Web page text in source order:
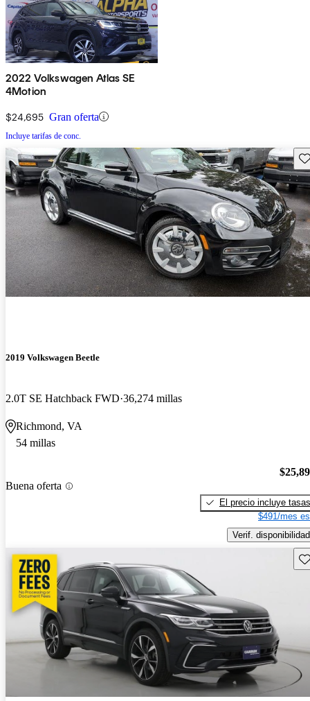
2022 Volkswagen Atlas SE
4Motion
$24,695 Gran oferta
Incluye tarifas de conc.
2019 Volkswagen Beetle
2.0T SE Hatchback FWD 36,274 millas
Richmond, VA
54 millas
Buena oferta
El precio incluye tasas
$491/mes
Verif. disponibilidad